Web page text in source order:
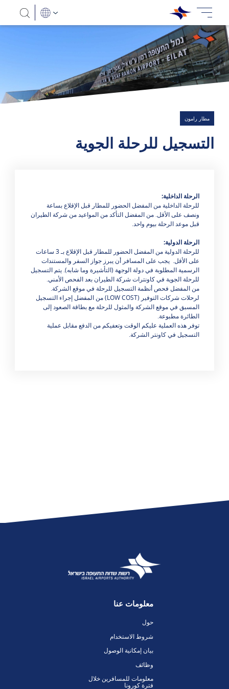
مطار رامون
التسجيل للرحلة الجوية
الرحلة الداخلية:
للرحلة الداخلية من المفضل الحضور للمطار قبل الإقلاع بساعة
ونصف على الأقل. من المفضل التأكد من المواعيد من شركة الطيران
قبل موعد الرحلة بيوم واحد.
الرحلة الدولية:
للرحلة الدولية من المفضل الحضور للمطار قبل الإقلاع بـ 3 ساعات
على الأقل. يجب على المسافر أن يبرز جواز السفر والمستندات
الرسمية المطلوبة في دولة الوجهة (التأشيرة وما شابه). يتم التسجيل
للرحلة الجوية في كاونترات شركة الطيران بعد الفحص الأمني.
من المفضل فحص أنظمة التسجيل للرحلة في موقع الشركة.
لرحلات شركات التوفير (LOW COST) من المفضل إجراء التسجيل
المسبق في موقع الشركة والمثول للرحلة مع بطاقة الصعود إلى
الطائرة مطبوعة.
توفر هذه العملية عليكم الوقت وتعفيكم من الدفع مقابل عملية
التسجيل في كاونتر الشركة.
معلومات عنا
حول
شروط الاستخدام
بيان إمكانية الوصول
وظائف
معلومات للمسافرين خلال
فترة كورونا